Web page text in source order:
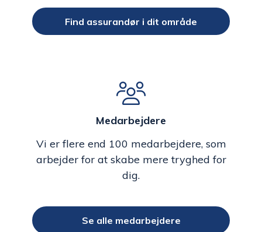
Find assurandør i dit område
Medarbejdere
Vi er flere end 100 medarbejdere, som
arbejder for at skabe mere tryghed for
dig.
Se alle medarbejdere